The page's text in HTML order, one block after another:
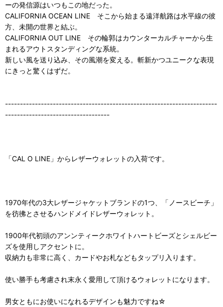
ーの発信源はいつもこの地だった。
CALIFORNIA OCEAN LINE そこから始まる遠洋航路は水平線の彼
方、未開の世界と結ぶ。
CALIFORNIA OUT LINE その輪郭はカウンターカルチャーから生
まれるアウトスタンディングな系統。
新しい風を送り込み、その風潮を変える。斬新かつユニークな表現
にきっと驚くはずだ。
-----------------------------------------------------------------------
-----------------------------------
「CAL O LINE」からレザーウォレットの入荷です。
1970年代の3大レザージャケットブランドの1つ、「ノースビーチ」
を彷彿とさせるハンドメイドレザーウォレット。
1900年代初頭のアンンティークホワイトハートビーズとシェルビー
ズを使用しアクセントに。
収納力も非常に高く、カードやお札などもタップリ入ります。
使い勝手も考慮され末永く愛用して頂けるウォレットになります。
男女ともにお使いになれるデザインも魅力ですね☆